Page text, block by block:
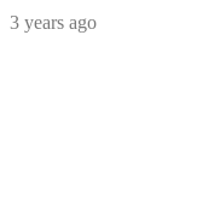
3 years ago